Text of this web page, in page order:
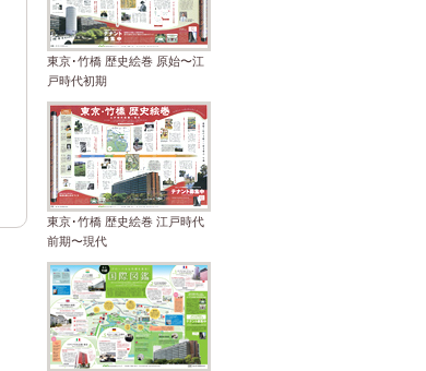
東京･竹橋 歴史絵巻 原始〜江
戸時代初期
東京･竹橋 歴史絵巻 江戸時代
前期〜現代